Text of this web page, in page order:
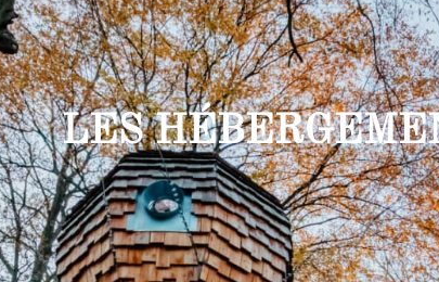
LES